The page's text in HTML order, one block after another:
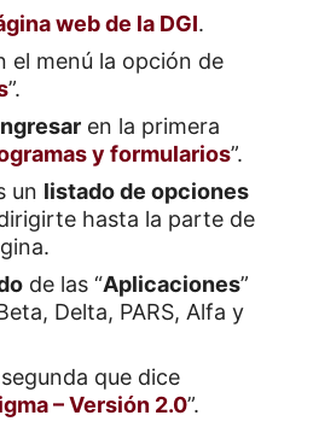
web de la DGI.
el menú la opción de
”.
en la primera
y formularios”.
un listado de opciones
hasta la parte de
de las “Aplicaciones”
Delta, PARS, Alfa y
que dice
– Versión 2.0”.